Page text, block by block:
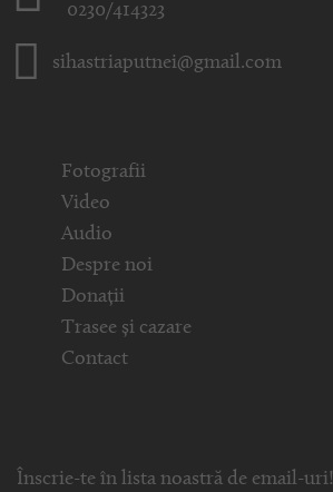
0230/414323
sihastriaputnei@gmail.com
Fotografii
Video
Audio
Despre noi
Donații
Trasee și cazare
Contact
Înscrie-te în lista noastră de email-uri!